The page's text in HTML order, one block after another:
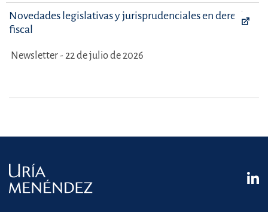
Novedades legislativas y jurisprudenciales en derecho
fiscal
Newsletter - 22 de julio de 2026